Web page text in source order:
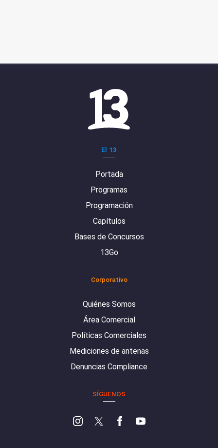
El 13
Portada
Programas
Programación
Capítulos
Bases de Concursos
13Go
Corporativo
Quiénes Somos
Área Comercial
Políticas Comerciales
Mediciones de antenas
Denuncias Compliance
SÍGUENOS